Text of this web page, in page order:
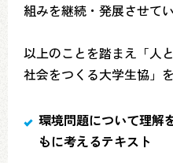
組みを継続・発展させて
以上のことを踏まえ「人
社会をつくる大学生協」を
環境問題について理解
もに考えるテキスト